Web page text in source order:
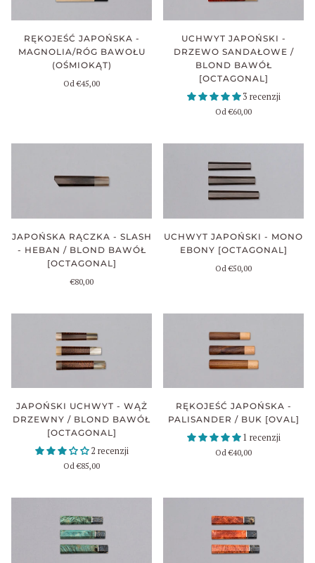
RĘKOJEŚĆ JAPOŃSKA -
MAGNOLIA/RÓG BAWOŁU
(OŚMIOKĄT)
Od€45,00
UCHWYT JAPOŃSKI -
DRZEWO SANDAŁOWE /
BLOND BAWÓŁ
[OCTAGONAL]
3 recenzji
Od€60,00
JAPOŃSKA RĄCZKA - SLASH
- HEBAN / BLOND BAWÓŁ
[OCTAGONAL]
€80,00
UCHWYT JAPOŃSKI - MONO
EBONY [OCTAGONAL]
Od€50,00
JAPOŃSKI UCHWYT - WĄŻ
DRZEWNY / BLOND BAWÓŁ
[OCTAGONAL]
2 recenzji
Od€85,00
RĘKOJEŚĆ JAPOŃSKA -
PALISANDER / BUK [OVAL]
1 recenzji
Od€40,00